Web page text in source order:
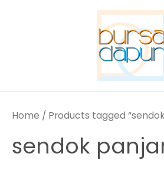
Home / Products tagged
sendok